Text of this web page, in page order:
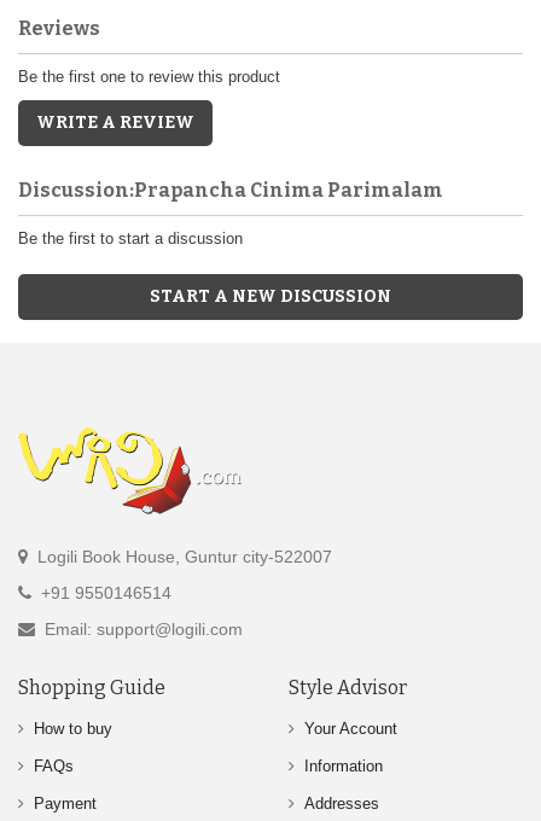
Reviews
Be the first one to review this product
WRITE A REVIEW
Discussion:Prapancha Cinima Parimalam
Be the first to start a discussion
START A NEW DISCUSSION
Logili Book House, Guntur city-522007
+91 9550146514
Email: support@logili.com
Shopping Guide
How to buy
FAQs
Payment
Style Advisor
Your Account
Information
Addresses